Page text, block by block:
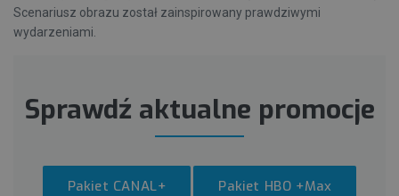
Scenariusz obrazu został zainspirowany prawdziwymi
wydarzeniami.
Sprawdź aktualne promocje
Pakiet CANAL+ Pakiet HBO +Max